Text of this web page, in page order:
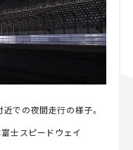
での夜間走行の様子。
富士スピードウェイ